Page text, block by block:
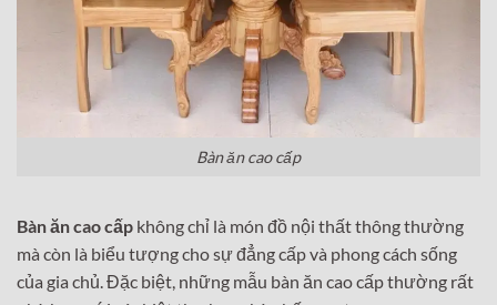
Bàn ăn cao cấp
Bàn ăn cao cấp không chỉ là món đồ nội thất thông thường
mà còn là biểu tượng cho sự đẳng cấp và phong cách sống
của gia chủ. Đặc biệt, những mẫu bàn ăn cao cấp thường rất